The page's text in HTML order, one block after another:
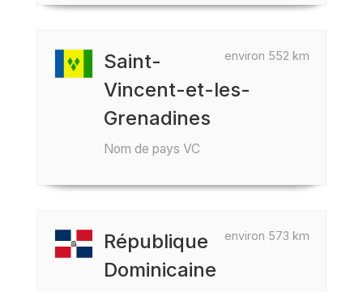
environ 552 km
Saint-
Vincent-et-les-
Grenadines
Nom de pays VC
environ 573 km
République
Dominicaine